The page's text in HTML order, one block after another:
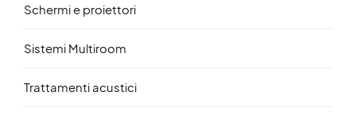
Schermi e proiettori
Sistemi Multiroom
Trattamenti acustici